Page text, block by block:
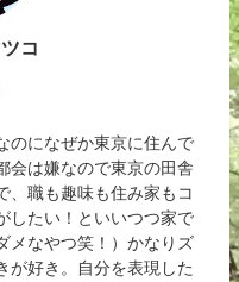
コ
のになぜか東京に住んで
会は嫌なので東京の田舎
、職も趣味も住み家もコ
したい！といいつつ家で
メなやつ笑！）かなりズ
が好き。自分を表現した